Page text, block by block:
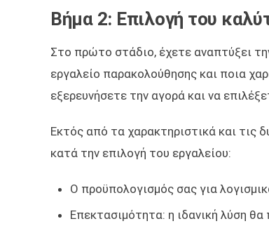
Βήμα 2: Επιλογή του
Στο πρώτο στάδιο, έχετε αναπτύξει
εργαλείο παρακολούθησης και ποια
εξερευνήσετε την αγορά και να
Εκτός από τα χαρακτηριστικά και
κατά την επιλογή του εργαλείου:
Ο προϋπολογισμός σας για
Επεκτασιμότητα: η ιδανική λύση θα